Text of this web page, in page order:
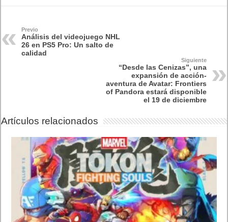
Previo
Análisis del videojuego NHL
26 en PS5 Pro: Un salto de
calidad
Siguiente
“Desde las Cenizas”, una
expansión de acción-
aventura de Avatar: Frontiers
of Pandora estará disponible
el 19 de diciembre
Artículos relacionados